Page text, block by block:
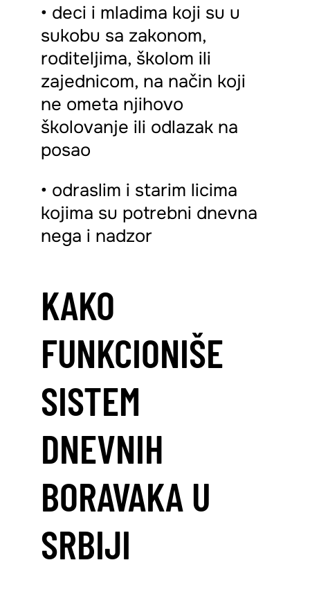
• deci i mladima koji su u
sukobu sa zakonom,
roditeljima, školom ili
zajednicom, na način koji
ne ometa njihovo
školovanje ili odlazak na
posao
• odraslim i starim licima
kojima su potrebni dnevna
nega i nadzor
KAKO
FUNKCIONIŠE
SISTEM
DNEVNIH
BORAVAKA U
SRBIJI